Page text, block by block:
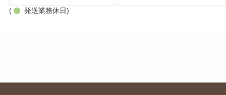
( 発送業務休日)